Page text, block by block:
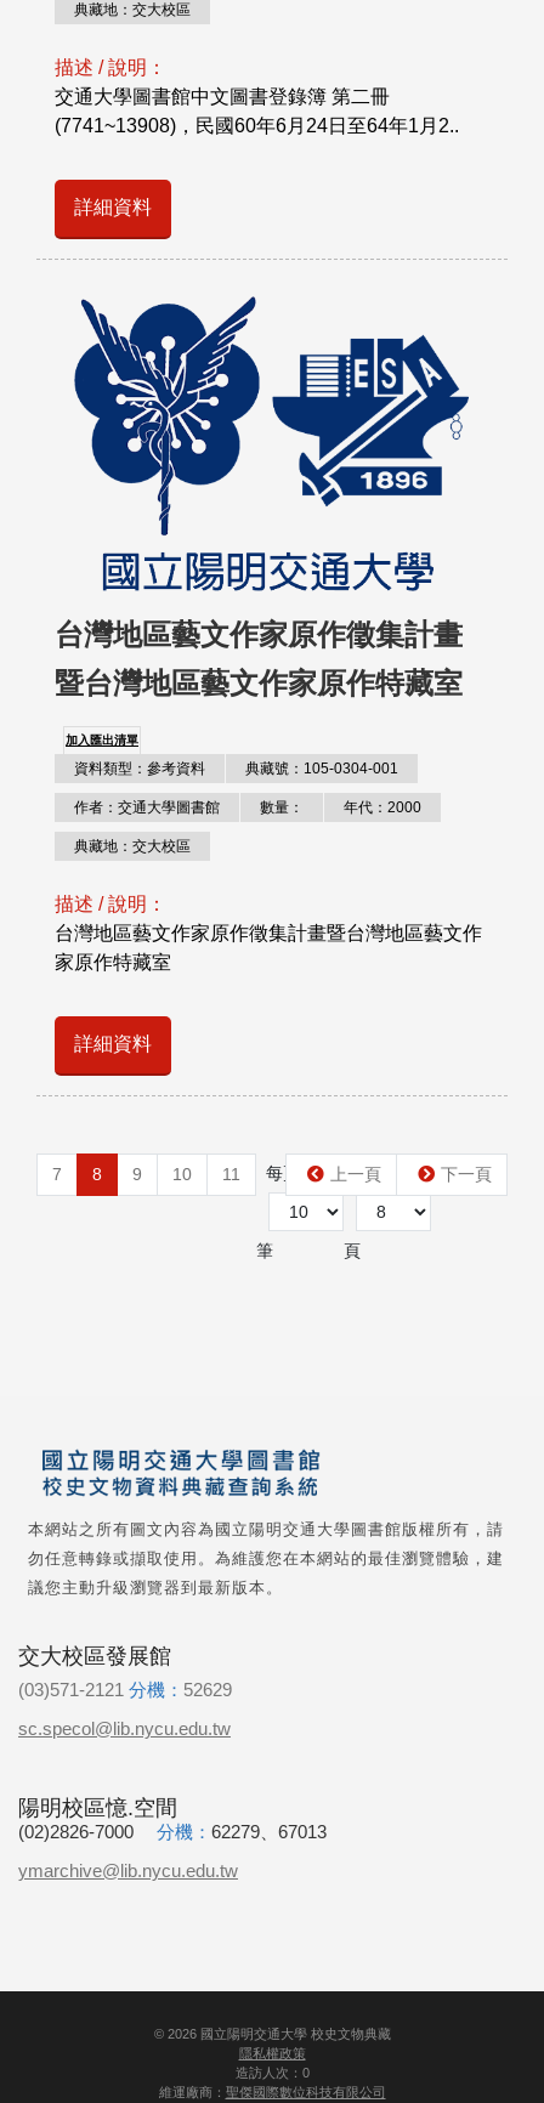
典藏地：交大校區
描述 / 說明：
交通大學圖書館中文圖書登錄簿 第二冊
(7741~13908)，民國60年6月24日至64年1月2..
詳細資料
台灣地區藝文作家原作徵集計畫
暨台灣地區藝文作家原作特藏室
加入匯出清單
資料類型：參考資料 典藏號：105-0304-001
作者：交通大學圖書館 數量： 年代：2000
典藏地：交大校區
描述 / 說明：
台灣地區藝文作家原作徵集計畫暨台灣地區藝文作
家原作特藏室
詳細資料
7 8 9 10 11 每頁
筆
第
頁
上一頁 下一頁
本網站之所有圖文內容為國立陽明交通大學圖書館版權所有，請
勿任意轉錄或擷取使用。為維護您在本網站的最佳瀏覽體驗，建
議您主動升級瀏覽器到最新版本。
交大校區發展館
(03)571-2121 分機： 52629
sc.specol@lib.nycu.edu.tw
陽明校區憶.空間
(02)2826-7000 分機： 62279、67013
ymarchive@lib.nycu.edu.tw
© 2026國立陽明交通大學 校史文物典藏
隱私權政策
造訪人次：0
維運廠商： 聖傑國際數位科技有限公司